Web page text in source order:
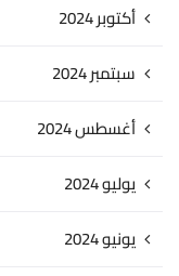
أكتوبر 2024
سبتمبر 2024
أغسطس 2024
يوليو 2024
يونيو 2024